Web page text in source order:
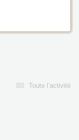
Toute l’activité